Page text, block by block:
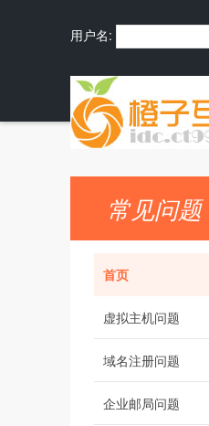
用户名:
常见问题
首页
虚拟主机问题
域名注册问题
企业邮局问题